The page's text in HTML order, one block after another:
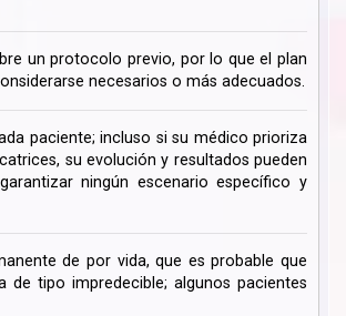
un protocolo previo, por lo que el plan
necesarios o más adecuados.
paciente; incluso si su médico prioriza
su evolución y resultados pueden
ningún escenario específico y
de por vida, que es probable que
tipo impredecible; algunos pacientes